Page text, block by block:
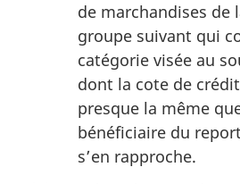
de marchandises de
groupe suivant qui
catégorie visée au
dont la cote de
presque la même
bénéficiaire du
s’en rapproche.